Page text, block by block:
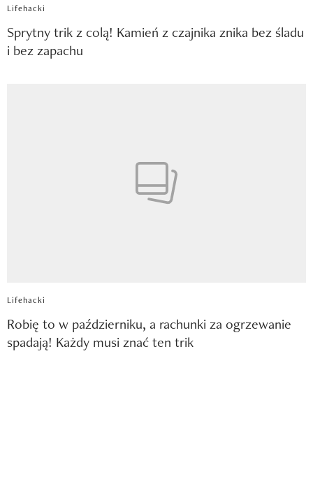
Lifehacki
Sprytny trik z colą! Kamień z czajnika znika bez śladu
i bez zapachu
Lifehacki
Robię to w październiku, a rachunki za ogrzewanie
spadają! Każdy musi znać ten trik